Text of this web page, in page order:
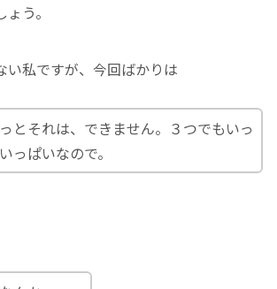
う。
い私ですが、今回ばかりは
とそれは、できません。３つでもいっ
っぱいなので。